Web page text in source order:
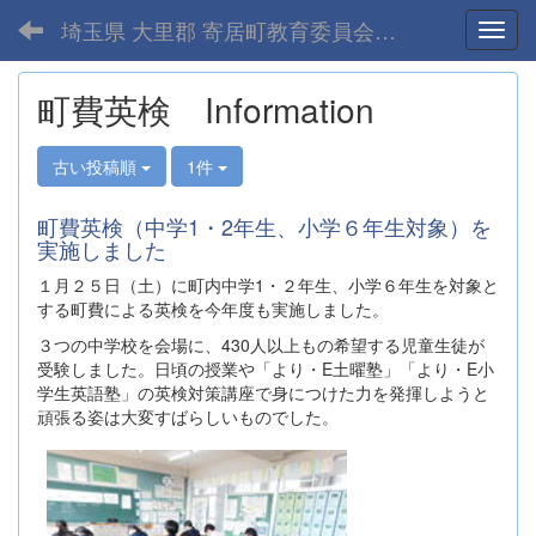
埼玉県 大里郡 寄居町教育委員会-home
町費英検 Information
古い投稿順 1件
町費英検（中学1・2年生、小学６年生対象）を
実施しました
１月２５日（土）に町内中学1・２年生、小学６年生を対象と
する町費による英検を今年度も実施しました。
３つの中学校を会場に、430人以上もの希望する児童生徒が
受験しました。日頃の授業や「より・E土曜塾」「より・E小
学生英語塾」の英検対策講座で身につけた力を発揮しようと
頑張る姿は大変すばらしいものでした。